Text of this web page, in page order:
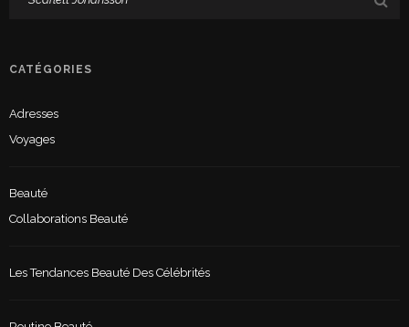
CATÉGORIES
Adresses
Voyages
Beauté
Collaborations Beauté
Les Tendances Beauté Des Célébrités